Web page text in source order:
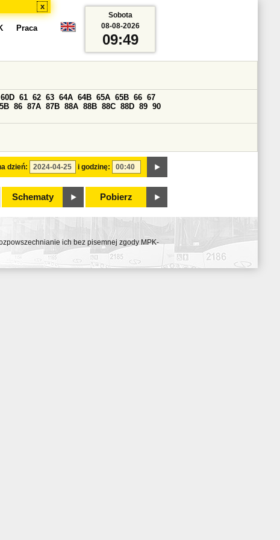
x
Praca
dzień: i godzinę:
60D 61 62 63 64A 64B 65A 65B 66 67
86 87A 87B 88A 88B 88C 88D 89 90
Schematy Pobierz
Sobota
08-08-2026
09:49
ich bez pisemnej zgody MPK-